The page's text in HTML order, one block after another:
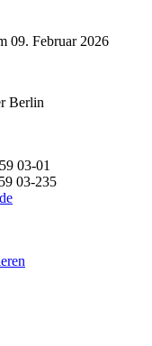
09. Februar 2026
Berlin
03-01
03-235